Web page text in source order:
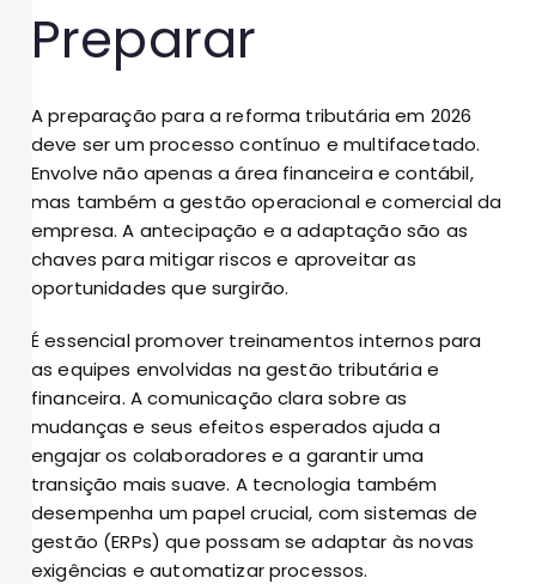
Preparar
A preparação para a reforma tributária em 2026
deve ser um processo contínuo e multifacetado.
Envolve não apenas a área financeira e contábil,
mas também a gestão operacional e comercial da
empresa. A antecipação e a adaptação são as
chaves para mitigar riscos e aproveitar as
oportunidades que surgirão.
É essencial promover treinamentos internos para
as equipes envolvidas na gestão tributária e
financeira. A comunicação clara sobre as
mudanças e seus efeitos esperados ajuda a
engajar os colaboradores e a garantir uma
transição mais suave. A tecnologia também
desempenha um papel crucial, com sistemas de
gestão (ERPs) que possam se adaptar às novas
exigências e automatizar processos.